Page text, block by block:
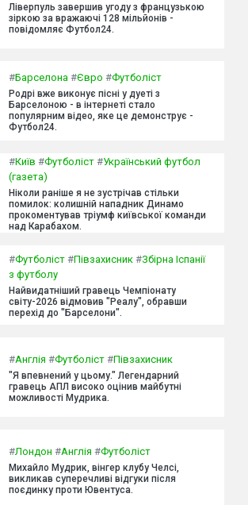
Ліверпуль завершив угоду з французькою
зіркою за вражаючі 128 мільйонів -
повідомляє Футбол24.
#Барселона #Євро #Футболіст
Родрі вже виконує пісні у дуеті з
Барселоною - в інтернеті стало
популярним відео, яке це демонструє -
Футбол24.
#Київ #Футболіст #Український футбол
(газета)
Ніколи раніше я не зустрічав стільки
помилок: колишній нападник Динамо
прокоментував тріумф київської команди
над Карабахом.
#Футболіст #Півзахисник #Збірна Іспанії
з футболу
Найвидатніший гравець Чемпіонату
світу-2026 відмовив "Реалу", обравши
перехід до "Барселони".
#Англія #Футболіст #Півзахисник
"Я впевнений у цьому." Легендарний
гравець АПЛ високо оцінив майбутні
можливості Мудрика.
#Лондон #Англія #Футболіст
Михайло Мудрик, вінгер клубу Челсі,
викликав суперечливі відгуки після
поєдинку проти Ювентуса.